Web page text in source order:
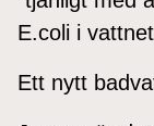
E.coli i
Ett nytt